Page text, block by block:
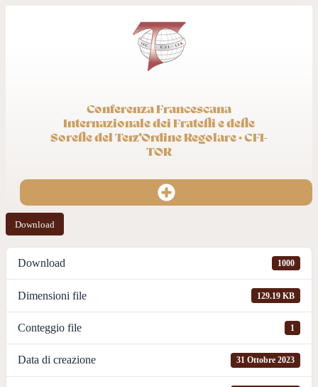
Conferenza Francescana
Internazionale dei Fratelli e delle
Sorelle del Terz’Ordine Regolare · CFI-
TOR
Download
Download 1000
Dimensioni file 129.19 KB
Conteggio file 1
Data di creazione 31 Ottobre 2023